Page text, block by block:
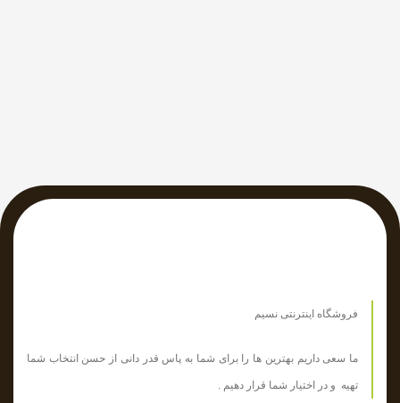
فروشگاه اینترنتی نسیم
ما سعی داریم بهترین ها را برای شما به پاس قدر دانی از حسن انتخاب شما
تهیه و در اختیار شما قرار دهیم .